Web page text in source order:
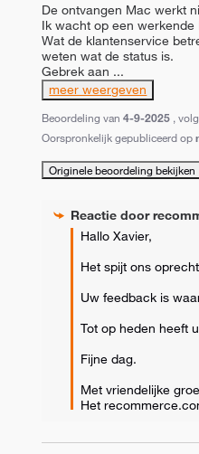
De ontvangen Mac werkt
Ik wacht op een
Wat de klantenservice
weten wat de status is.
Gebrek aan ...
meer weergeven
Beoordeling van4-9-2025 ,
Oorspronkelijk gepubliceerd op
Originele beoordeling bekijken
Reactie door
Hallo Xavier,
Het spijt ons
Uw feedback is
Tot op heden heeft
Fijne dag.
Met vriendelijke
Het